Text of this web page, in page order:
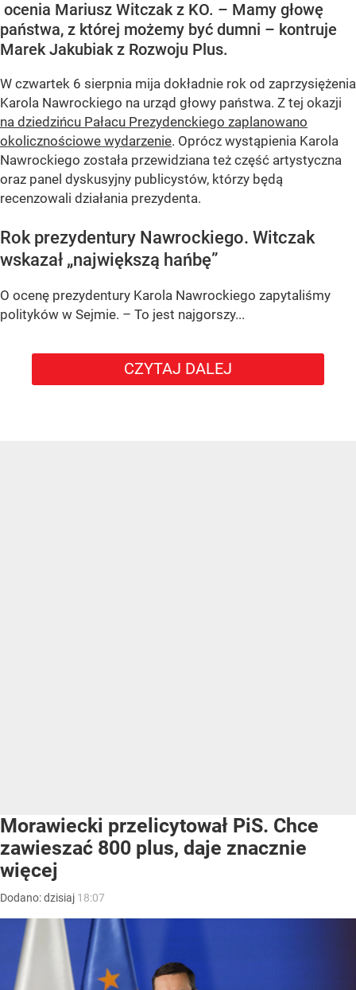
ocenia Mariusz Witczak z KO. – Mamy głowę
państwa, z której możemy być dumni – kontruje
Marek Jakubiak z Rozwoju Plus.
W czwartek 6 sierpnia mija dokładnie rok od zaprzysiężenia
Karola Nawrockiego na urząd głowy państwa. Z tej okazji
na dziedzińcu Pałacu Prezydenckiego zaplanowano
okolicznościowe wydarzenie. Oprócz wystąpienia Karola
Nawrockiego została przewidziana też część artystyczna
oraz panel dyskusyjny publicystów, którzy będą
recenzowali działania prezydenta.
Rok prezydentury Nawrockiego. Witczak
wskazał „największą hańbę”
O ocenę prezydentury Karola Nawrockiego zapytaliśmy
polityków w Sejmie. – To jest najgorszy...
CZYTAJ DALEJ
Morawiecki przelicytował PiS. Chce
zawieszać 800 plus, daje znacznie
więcej
Dodano:dzisiaj 18:07